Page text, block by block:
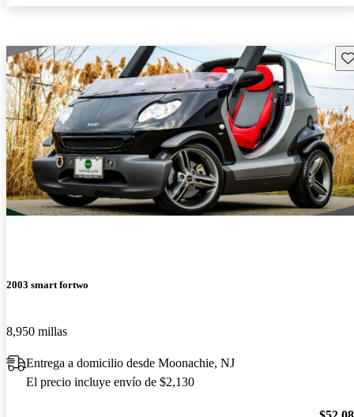
2003 smart fortwo
8,950 millas
Entrega a domicilio desde Moonachie, NJ
El precio incluye envío de $2,130